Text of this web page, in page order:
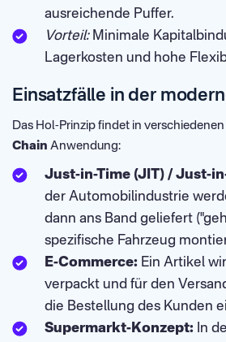
ausreichende Puffer.
Vorteil:Minimale
Lagerkosten und hohe
Einsatzfälle in der
Das Hol-Prinzip findet in
Chain Anwendung:
Just-in-Time (JIT) / Just-
der Automobilindustrie
dann ans Band geliefert
spezifische Fahrzeug
E-Commerce: Ein Artikel
verpackt und für den
die Bestellung des Kunden
Supermarkt-Konzept: In